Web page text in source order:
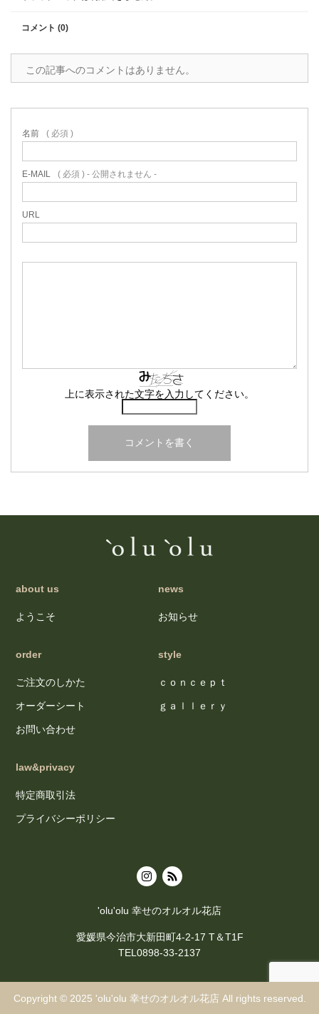
コメント (0)
この記事へのコメントはありません。
名前 ( 必須 )
E-MAIL ( 必須 ) - 公開されません -
URL
上に表示された文字を入力してください。
about us
ようこそ
news
お知らせ
order
ご注文のしかた
オーダーシート
お問い合わせ
style
ｃｏｎｃｅｐｔ
ｇａｌｌｅｒｙ
law&privacy
特定商取引法
プライバシーポリシー
'olu'olu 幸せのオルオル花店
愛媛県今治市大新田町4-2-17 T＆T1F
TEL0898-33-2137
Copyright © 2025 'olu'olu 幸せのオルオル花店 All rights reserved.